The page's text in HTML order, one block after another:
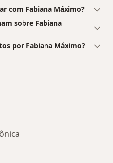
com Fabiana Máximo?
sobre Fabiana
por Fabiana Máximo?